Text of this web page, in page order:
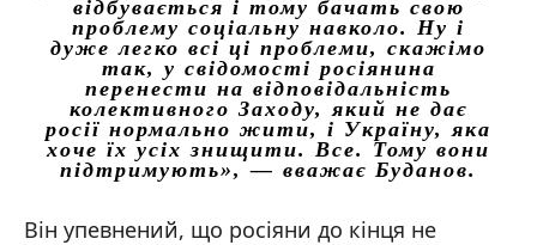
відбувається і тому бачать свою
проблему соціальну навколо. Ну і
дуже легко всі ці проблеми, скажімо
так, у свідомості росіянина
перенести на відповідальність
колективного Заходу, який не дає
росії нормально жити, і Україну, яка
хоче їх усіх знищити. Все. Тому вони
підтримують», — вважає Буданов.
Він упевнений, що росіяни до кінця не